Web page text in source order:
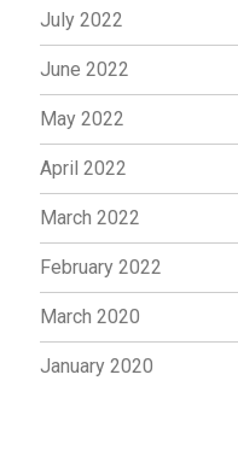
July 2022
June 2022
May 2022
April 2022
March 2022
February 2022
March 2020
January 2020